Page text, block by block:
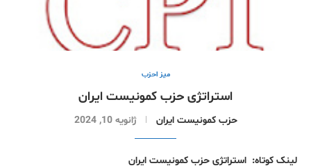
میز احزب
استراتژی حزب کمونیست ایران
حزب کمونیست ایران ژانویه 10, 2024
لینک کوتاە: استراتژی حزب کمونیست ایران